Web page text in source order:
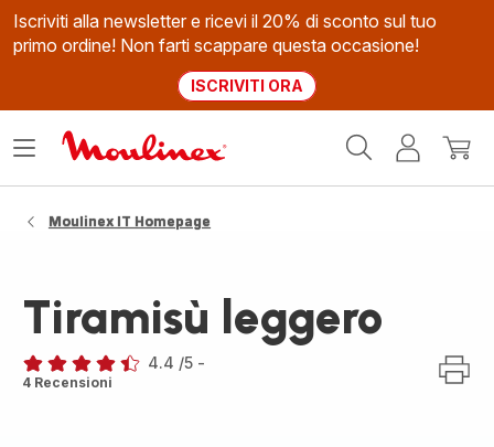
Iscriviti alla newsletter e ricevi il 20% di sconto sul tuo
primo ordine! Non farti scappare questa occasione!
ISCRIVITI ORA
Il
Apri
Moulinex IT Homepage
Tiramisù leggero
ratings.4.4
4.4 /5 -
4 Recensioni